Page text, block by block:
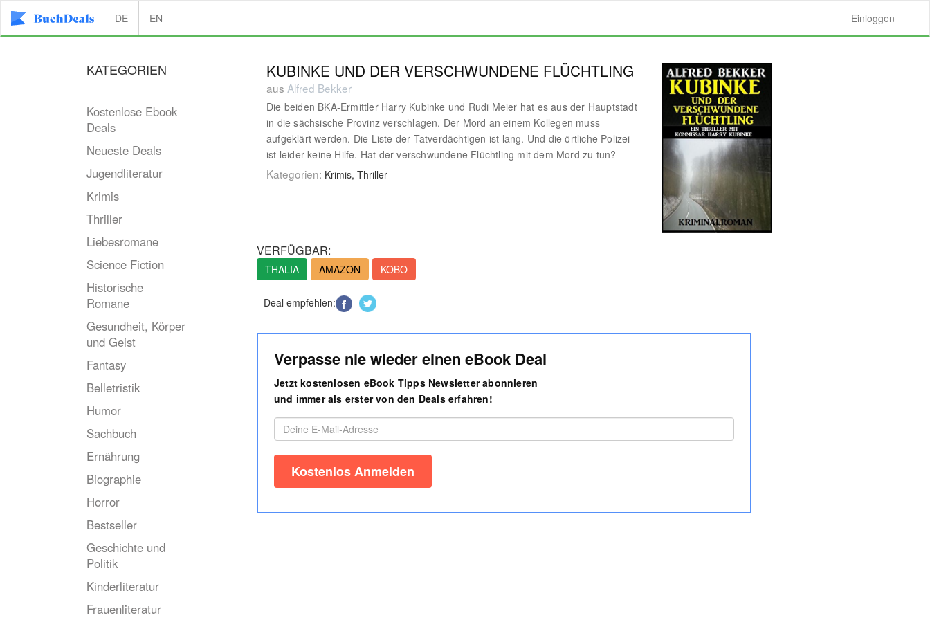
DE EN Einloggen
KATEGORIEN
Kostenlose Ebook
Deals
Neueste Deals
Jugendliteratur
Krimis
Thriller
Liebesromane
Science Fiction
Historische
Romane
Gesundheit, Körper
und Geist
Fantasy
Belletristik
Humor
Sachbuch
Ernährung
Biographie
Horror
Bestseller
Geschichte und
Politik
Kinderliteratur
Frauenliteratur
KUBINKE UND DER VERSCHWUNDENE FLÜCHTLING
aus Alfred Bekker
Die beiden BKA-Ermittler Harry Kubinke und Rudi Meier hat es aus der Hauptstadt
in die sächsische Provinz verschlagen. Der Mord an einem Kollegen muss
aufgeklärt werden. Die Liste der Tatverdächtigen ist lang. Und die örtliche Polizei
ist leider keine Hilfe. Hat der verschwundene Flüchtling mit dem Mord zu tun?
Kategorien: Krimis, Thriller
VERFÜGBAR:
THALIA AMAZON KOBO
Deal empfehlen:
Verpasse nie wieder einen eBook Deal
Jetzt kostenlosen eBook Tipps Newsletter abonnieren
und immer als erster von den Deals erfahren!